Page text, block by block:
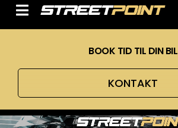
content
Toggle
Sænkning
Tuning
BOOK TID TIL DIN BIL
KONTAKT